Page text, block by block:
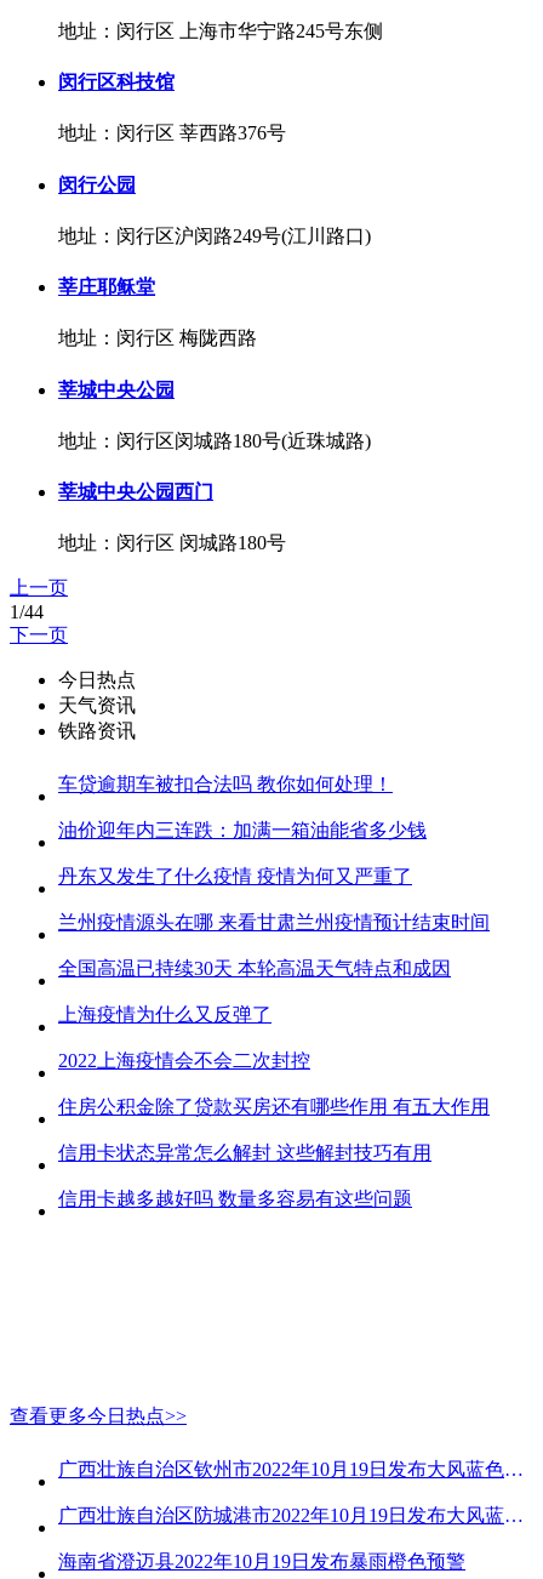
地址：闵行区 上海市华宁路245号东侧
闵行区科技馆
地址：闵行区 莘西路376号
闵行公园
地址：闵行区沪闵路249号(江川路口)
莘庄耶稣堂
地址：闵行区 梅陇西路
莘城中央公园
地址：闵行区闵城路180号(近珠城路)
莘城中央公园西门
地址：闵行区 闵城路180号
上一页
1/44
下一页
今日热点
天气资讯
铁路资讯
车贷逾期车被扣合法吗 教你如何处理！
油价迎年内三连跌：加满一箱油能省多少钱
丹东又发生了什么疫情 疫情为何又严重了
兰州疫情源头在哪 来看甘肃兰州疫情预计结束时间
全国高温已持续30天 本轮高温天气特点和成因
上海疫情为什么又反弹了
2022上海疫情会不会二次封控
住房公积金除了贷款买房还有哪些作用 有五大作用
信用卡状态异常怎么解封 这些解封技巧有用
信用卡越多越好吗 数量多容易有这些问题
查看更多今日热点>>
广西壮族自治区钦州市2022年10月19日发布大风蓝色预警
广西壮族自治区防城港市2022年10月19日发布大风蓝色预警
海南省澄迈县2022年10月19日发布暴雨橙色预警